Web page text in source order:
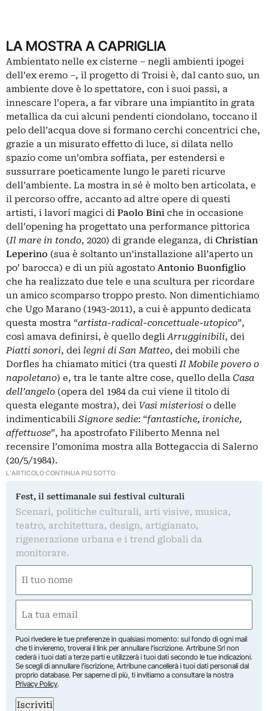
LA MOSTRA A CAPRIGLIA
Ambientato nelle ex cisterne – negli ambienti ipogei
dell’ex eremo –, il progetto di Troisi è, dal canto suo, un
ambiente dove è lo spettatore, con i suoi passi, a
innescare l’opera, a far vibrare una impiantito in grata
metallica da cui alcuni pendenti ciondolano, toccano il
pelo dell’acqua dove si formano cerchi concentrici che,
grazie a un misurato effetto di luce, si dilata nello
spazio come un’ombra soffiata, per estendersi e
sussurrare poeticamente lungo le pareti ricurve
dell’ambiente. La mostra in sé è molto ben articolata, e
il percorso offre, accanto ad altre opere di questi
artisti, i lavori magici di Paolo Bini che in occasione
dell’opening ha progettato una performance pittorica
(Il mare in tondo, 2020) di grande eleganza, di Christian
Leperino (sua è soltanto un’installazione all’aperto un
po’ barocca) e di un più agostato Antonio Buonfiglio
che ha realizzato due tele e una scultura per ricordare
un amico scomparso troppo presto. Non dimentichiamo
che Ugo Marano (1943-2011), a cui è appunto dedicata
questa mostra “artista-radical-concettuale-utopico”,
così amava definirsi, è quello degliArrugginibili, dei
Piatti sonori, dei legni di San Matteo, dei mobili che
Dorfles ha chiamato mitici (tra questiIl Mobile povero o
napoletano) e, tra le tante altre cose, quello della Casa
dell’angelo (opera del 1984 da cui viene il titolo di
questa elegante mostra), dei Vasi misteriosi o delle
indimenticabili Signore sedie: “fantastiche, ironiche,
affettuose”, ha apostrofato Filiberto Menna nel
recensire l’omonima mostra alla Bottegaccia di Salerno
(20/5/1984).
L'ARTICOLO CONTINUA PIÙ SOTTO
Fest, il settimanale sui festival culturali
Scenari, politiche culturali, arti visive, musica,
teatro, architettura, design, artigianato,
rigenerazione urbana e i trend globali da
monitorare.
(Obbligatorio)
Nome
(Obbligatorio)
Puoi rivedere le tue preferenze in qualsiasi momento: sul fondo di ogni mail
che ti invieremo, troverai il link per annullare l’iscrizione. Artribune Srl non
cederà i tuoi dati a terze parti e utilizzerà i tuoi dati secondo le tue indicazioni.
Se scegli di annullare l’iscrizione, Artribune cancellerà i tuoi dati personali dal
proprio database. Per saperne di più, ti invitiamo a consultare la nostra
Privacy Policy.
Iscriviti